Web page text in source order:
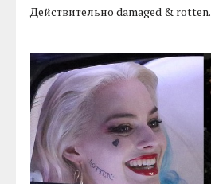
Действительно damaged & rotten.